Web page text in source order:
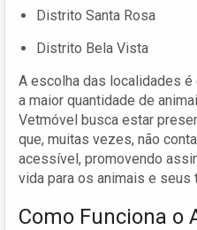
Distrito Santa Rosa
Distrito Bela Vista
A escolha das localidades
a maior quantidade de
Vetmóvel busca estar
que, muitas vezes, não
acessível, promovendo
vida para os animais e seus
Como Funciona o